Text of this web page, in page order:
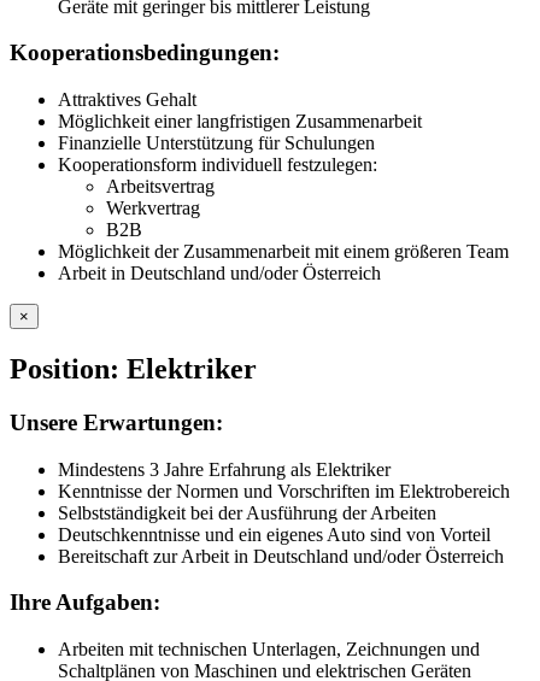
Geräte mit geringer bis mittlerer Leistung
Kooperationsbedingungen:
Attraktives Gehalt
Möglichkeit einer langfristigen Zusammenarbeit
Finanzielle Unterstützung für Schulungen
Kooperationsform individuell festzulegen:
Arbeitsvertrag
Werkvertrag
B2B
Möglichkeit der Zusammenarbeit mit einem größeren Team
Arbeit in Deutschland und/oder Österreich
×
Position: Elektriker
Unsere Erwartungen:
Mindestens 3 Jahre Erfahrung als Elektriker
Kenntnisse der Normen und Vorschriften im Elektrobereich
Selbstständigkeit bei der Ausführung der Arbeiten
Deutschkenntnisse und ein eigenes Auto sind von Vorteil
Bereitschaft zur Arbeit in Deutschland und/oder Österreich
Ihre Aufgaben:
Arbeiten mit technischen Unterlagen, Zeichnungen und
Schaltplänen von Maschinen und elektrischen Geräten